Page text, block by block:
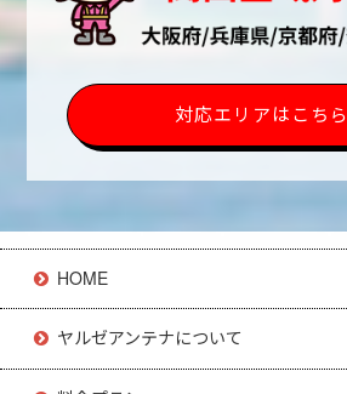
対応エリアはこちら
HOME
ヤルゼアンテナについて